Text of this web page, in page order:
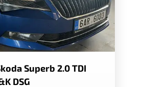
Superb 2.0 TDI
DSG